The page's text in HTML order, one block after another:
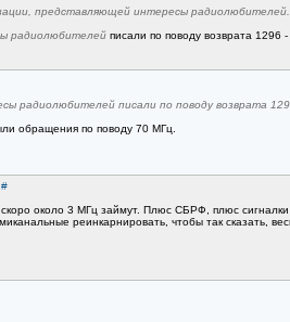
представляющей интересы радиолюбителей.
радиолюбителейписали по поводу возврата 1296
радиолюбителей писали по поводу возврата
обращения по поводу 70 МГц.
#
около 3 МГц займут. Плюс СБРФ, плюс
реинкарнировать, чтобы так сказать,